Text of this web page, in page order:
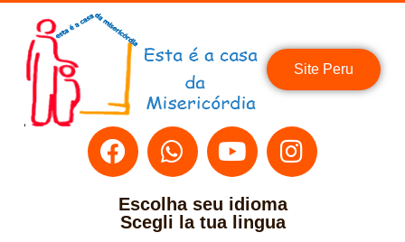
Site Peru
Escolha seu idioma
Scegli la tua lingua